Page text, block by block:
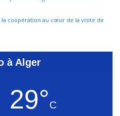
coopération au cœur de la visite de
à Alger
29°C